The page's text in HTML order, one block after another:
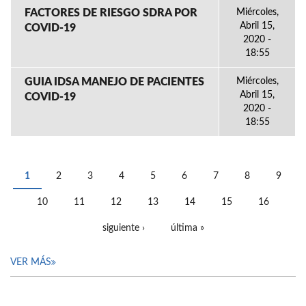
FACTORES DE RIESGO SDRA POR
COVID-19
Miércoles,
Abril 15,
2020 -
18:55
GUIA IDSA MANEJO DE PACIENTES
COVID-19
Miércoles,
Abril 15,
2020 -
18:55
PÁGINAS
1 2 3 4 5 6 7 8 9
10 11 12 13 14 15 16
siguiente › última »
VER MÁS